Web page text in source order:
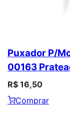
Puxador P/
00163
R$ 16,50
Comprar